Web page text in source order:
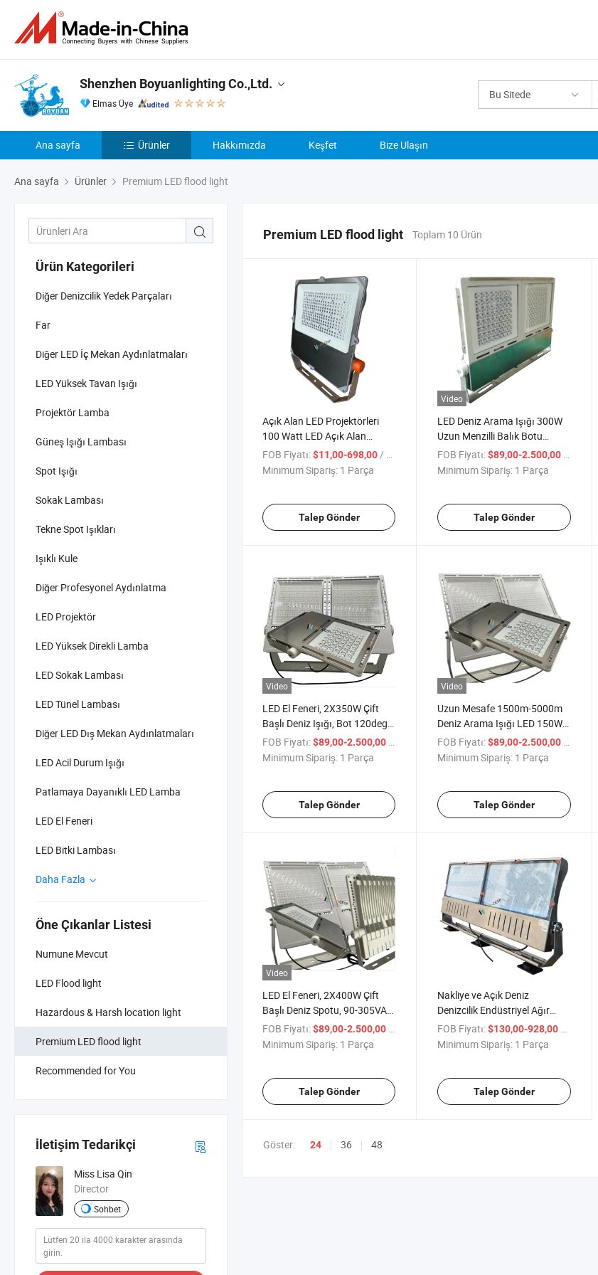
Bu Sitede
Shenzhen Boyuanlighting Co.,Ltd.
Elmas Üye
Ana sayfa Ürünler Hakkımızda Keşfet Bize Ulaşın
Ana sayfa Ürünler Premium LED flood light
Ürün Kategorileri
Diğer Denizcilik Yedek Parçaları
Far
Diğer LED İç Mekan Aydınlatmaları
LED Yüksek Tavan Işığı
Projektör Lamba
Güneş Işığı Lambası
Spot Işığı
Sokak Lambası
Tekne Spot Işıkları
Işıklı Kule
Diğer Profesyonel Aydınlatma
LED Projektör
LED Yüksek Direkli Lamba
LED Sokak Lambası
LED Tünel Lambası
Diğer LED Dış Mekan Aydınlatmaları
LED Acil Durum Işığı
Patlamaya Dayanıklı LED Lamba
LED El Feneri
LED Bitki Lambası
Daha Fazla
Öne Çıkanlar Listesi
Numune Mevcut
LED Flood light
Hazardous & Harsh location light
Premium LED flood light
Recommended for You
İletişim Tedarikçi
Miss Lisa Qin
Director
Sohbet
Premium LED flood light Toplam 10 Ürün
Açık Alan LED Projektörleri
100 Watt LED Açık Alan
Projektörleri SMD LED
Projektör 15.000lm 6500K
IP66 Ayarlanabilir 50.000h
Güvenlik ve Projektörler
FOB Fiyatı:$11,00-698,00/ Parça
Minimum Sipariş: 1 Parça
Talep Gönder
Video
LED Deniz Arama Işığı 300W
Uzun Menzilli Balık Botu
Çalışma Işığı 5000K Spot Işık
FOB Fiyatı: $89,00-2.500,00 / Parça
Minimum Sipariş: 1 Parça
Talep Gönder
Video
LED El Feneri, 2X350W Çift
Başlı Deniz Işığı, Bot 120deg
Sel Işıklandırması
FOB Fiyatı:$89,00-2.500,00
Minimum Sipariş: 1 Parça
Talep Gönder
Video
Uzun Mesafe 1500m-5000m
Deniz Arama Işığı LED 150W-
800W Balıkçı Botu Floodlight
FOB Fiyatı: $89,00-2.500,00
Minimum Sipariş: 1 Parça
Talep Gönder
Video
LED El Feneri, 2X400W Çift
Başlı Deniz Spotu, 90-305VAC,
Nokta 2deg 8deg Optik
FOB Fiyatı:$89,00-2.500,00
Minimum Sipariş: 1 Parça
Talep Gönder
Nakliye ve Açık Deniz
Denizcilik Endüstriyel Ağır
Hizmet Sel Aydınlatması
500W Dış Mekan
Aydınlatması IP66 Proje Sel
Yüksek Güçlü LED Sel
Aydınlatması CCT 13000K
FOB Fiyatı: $130,00-928,00
Minimum Sipariş: 1 Parça
Talep Gönder
Göster: 24 36 48